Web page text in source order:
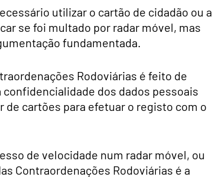
utilizar o cartão de cidadão ou a
se foi multado por radar móvel, mas
fundamentada.
Rodoviárias é feito de
dos dados pessoais
cartões para efetuar o registo com o
de velocidade num radar móvel, ou
Contraordenações Rodoviárias é a